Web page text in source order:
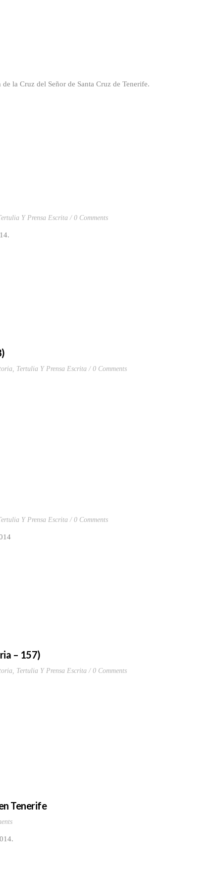
la Cruz del Señor de Santa Cruz de Tenerife.
Y Prensa Escrita 0 Comments
, Tertulia Y Prensa Escrita 0 Comments
Y Prensa Escrita 0 Comments
– 157)
, Tertulia Y Prensa Escrita 0 Comments
Tenerife